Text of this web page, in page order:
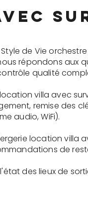
de Vie
répondons aux
qualité
villa avec
remise des
audio, WiFi).
location villa
de
des lieux de